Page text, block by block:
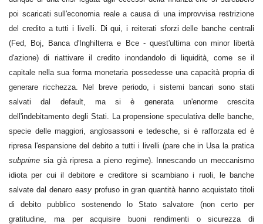
poi scaricati sull'economia reale a causa di una improvvisa restrizione
del credito a tutti i livelli. Di qui, i reiterati sforzi delle banche centrali
(Fed, Boj, Banca d'Inghilterra e Bce - quest'ultima con minor libertà
d'azione) di riattivare il credito inondandolo di liquidità, come se il
capitale nella sua forma monetaria possedesse una capacità propria di
generare ricchezza. Nel breve periodo, i sistemi bancari sono stati
salvati dal default, ma si è generata un'enorme crescita
dell'indebitamento degli Stati. La propensione speculativa delle banche,
specie delle maggiori, anglosassoni e tedesche, si è rafforzata ed è
ripresa l'espansione del debito a tutti i livelli (pare che in Usa la pratica
subprime sia già ripresa a pieno regime). Innescando un meccanismo
idiota per cui il debitore e creditore si scambiano i ruoli, le banche
salvate dal denaro easy profuso in gran quantità hanno acquistato titoli
di debito pubblico sostenendo lo Stato salvatore (non certo per
gratitudine, ma per acquisire buoni rendimenti o sicurezza di